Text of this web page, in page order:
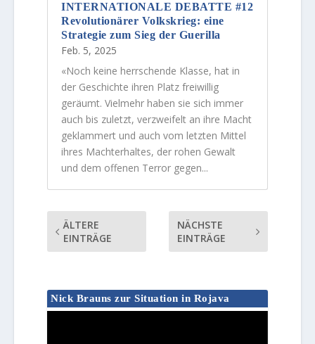
INTERNATIONALE DEBATTE #12
Revolutionärer Volkskrieg: eine
Strategie zum Sieg der Guerilla
Feb. 5, 2025
«Noch keine herrschende Klasse, hat in
der Geschichte ihren Platz freiwillig
geräumt. Vielmehr haben sie sich immer
auch bis zuletzt, verzweifelt an ihre Macht
geklammert und auch vom letzten Mittel
ihres Machterhaltes, der rohen Gewalt
und dem offenen Terror gegen...
ÄLTERE
EINTRÄGE
NÄCHSTE
EINTRÄGE
Nick Brauns zur Situation in Rojava